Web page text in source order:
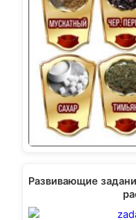
Развивающие